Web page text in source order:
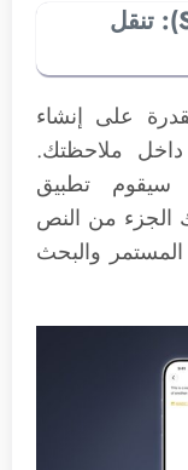
روابط الأقسام (Section Links): تنقل
على إنشاء
ملاحظتك.
سيقوم تطبيق
الجزء من النص
والبحث